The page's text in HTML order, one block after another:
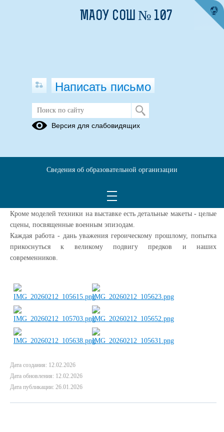
Модели военной техники руками
учеников
Выставка получилась очень разнообразной. Среди участников
представили военные самолеты, дроны, боевые корабли, танки.
Макеты выполнены из картона, бумаги, дерева, пластика.
Кроме моделей техники на выставке есть детальные макеты - целые
сцены, посвященные военным эпизодам.
Каждая работа - дань уважения героическому прошлому, попытка
прикоснуться к великому подвигу предков и наших
современников.
Дата создания: 12.02.2026
Дата обновления: 12.02.2026
Дата публикации: 26.01.2026
МАОУ СОШ № 107
Написать письмо
Версия для слабовидящих
Сведения об образовательной организации